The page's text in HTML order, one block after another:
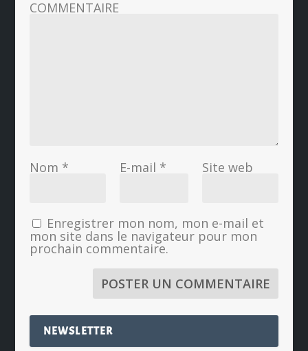
COMMENTAIRE
Nom * E-mail * Site web
Enregistrer mon nom, mon e-mail et
mon site dans le navigateur pour mon
prochain commentaire.
NEWSLETTER